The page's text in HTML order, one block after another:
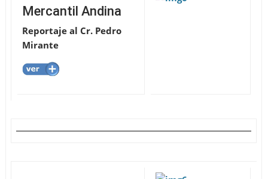
Mercantil Andina
Reportaje al Cr. Pedro
Mirante